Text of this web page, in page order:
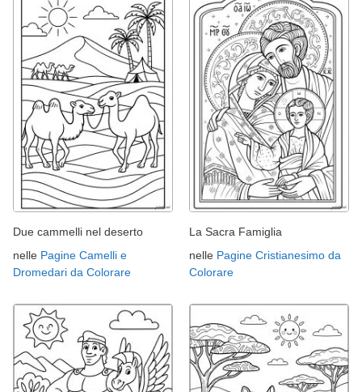
Due cammelli nel deserto
nelle Pagine Camelli e
Dromedari da Colorare
La Sacra Famiglia
nelle Pagine Cristianesimo da
Colorare